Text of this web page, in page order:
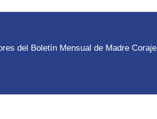
del Boletín Mensual de Madre Coraje